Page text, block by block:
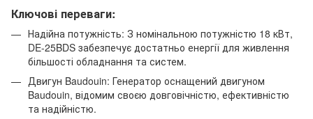
Ключові переваги:
Надійна потужність: З номінальною потужністю 18 кВт,
DE-25BDS забезпечує достатньо енергії для живлення
більшості обладнання та систем.
Двигун Baudouin: Генератор оснащений двигуном
Baudouin, відомим своєю довговічністю, ефективністю
та надійністю.